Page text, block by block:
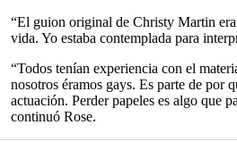
“El guion original de Christy Martin
vida. Yo estaba contemplada para
“Todos tenían experiencia con el
nosotros éramos gays. Es parte de por
actuación. Perder papeles es algo que
continuó Rose.